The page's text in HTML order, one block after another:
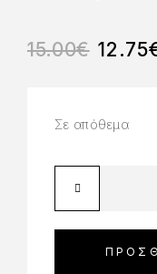
15.00€ 12.75
Σε απόθεμα